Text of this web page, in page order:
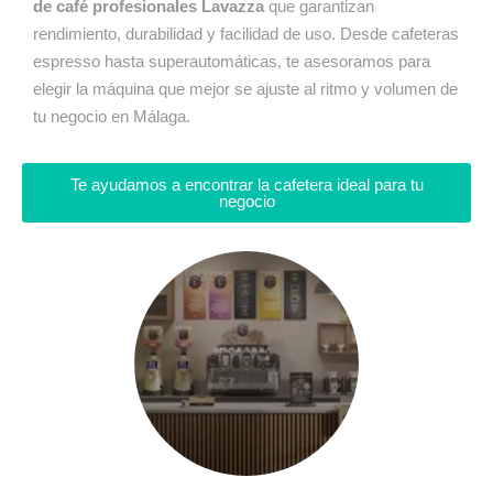
de café profesionales Lavazza que garantizan
rendimiento, durabilidad y facilidad de uso. Desde cafeteras
espresso hasta superautomáticas, te asesoramos para
elegir la máquina que mejor se ajuste al ritmo y volumen de
tu negocio en Málaga.
Te ayudamos a encontrar la cafetera ideal para tu
negocio